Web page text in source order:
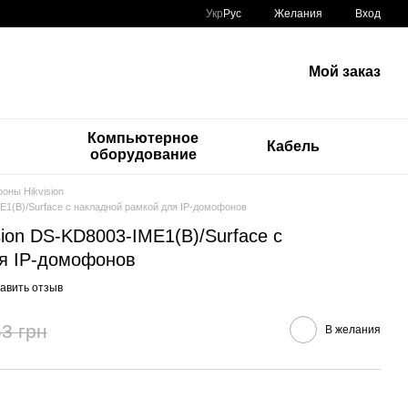
Укр Рус Желания Вход
Мой заказ
Компьютерное
оборудование
Кабель
Hikvision
Surface с накладной рамкой для IP-домофонов
DS-KD8003-IME1(B)/Surface с
IP-домофонов
отзыв
грн В желания